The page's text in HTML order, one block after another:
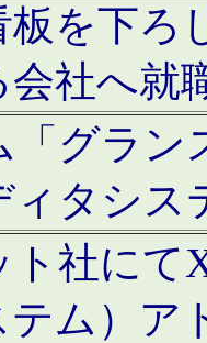
板を下ろ
社へ就
「グラン
ィタシス
社にて
ム）ア